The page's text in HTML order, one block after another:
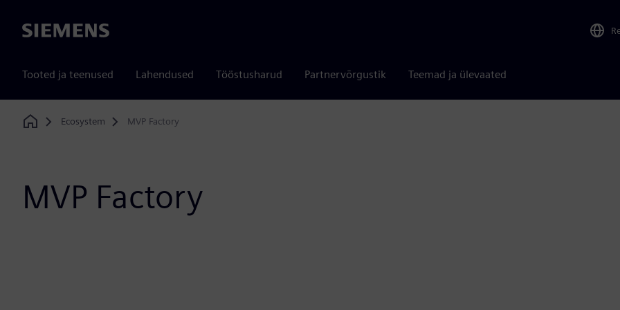
Siemens
Tooted ja teenused Lahendused Tööstusharud Partnervõrgustik Teemad ja ülevaated
Home
Ecosystem MVP Factory
MVP Factory